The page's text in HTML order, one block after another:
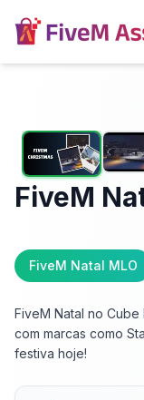
FiveM
FiveM Natal MLO
FiveM Natal no
com marcas como
festiva hoje!